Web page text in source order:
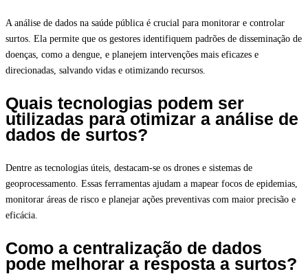
A análise de dados na saúde pública é crucial para monitorar e controlar
surtos. Ela permite que os gestores identifiquem padrões de disseminação de
doenças, como a dengue, e planejem intervenções mais eficazes e
direcionadas, salvando vidas e otimizando recursos.
Quais tecnologias podem ser
utilizadas para otimizar a análise de
dados de surtos?
Dentre as tecnologias úteis, destacam-se os drones e sistemas de
geoprocessamento. Essas ferramentas ajudam a mapear focos de epidemias,
monitorar áreas de risco e planejar ações preventivas com maior precisão e
eficácia.
Como a centralização de dados
pode melhorar a resposta a surtos?